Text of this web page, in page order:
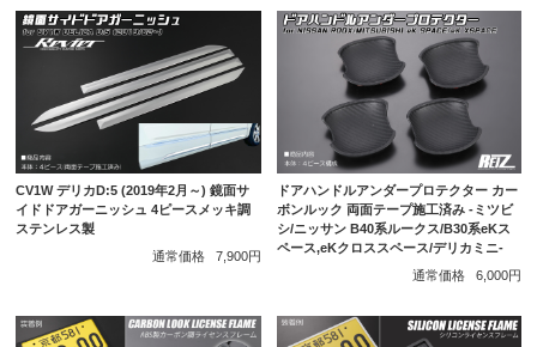
CV1W デリカD:5 (2019年2月～) 鏡面サ
イドドアガーニッシュ 4ピースメッキ調
ステンレス製
通常価格
7,900円
ドアハンドルアンダープロテクター カー
ボンルック 両面テープ施工済み -ミツビ
シ/ニッサン B40系ルークス/B30系eKス
ペース,eKクロススペース/デリカミニ-
通常価格
6,000円